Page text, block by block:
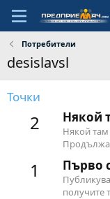
Потребители
desislavsl
Точки
2 Някой
Някой там
1 Първо
получите